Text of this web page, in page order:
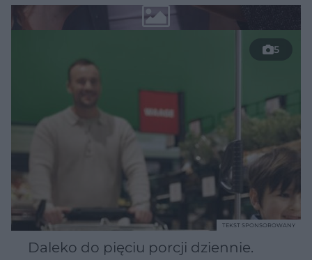
5
Daleko do pięciu porcji dziennie.
TEKST SPONSOROWANY